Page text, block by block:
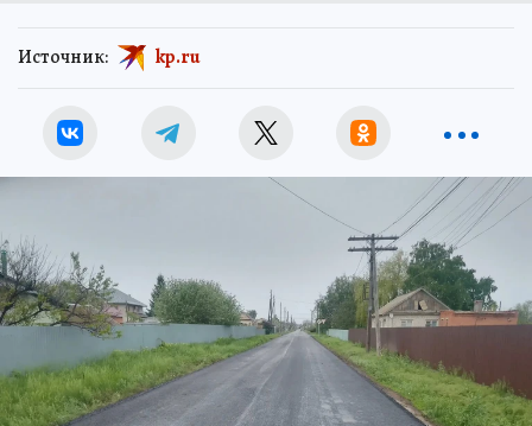
Источник: kp.ru